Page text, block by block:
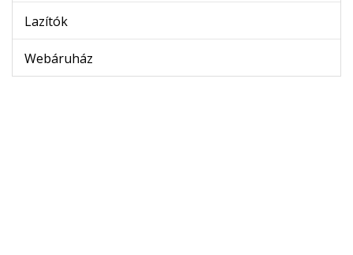
Lazítók
Webáruház